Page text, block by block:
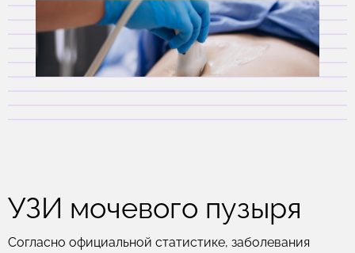
УЗИ мочевого пузыря
Согласно официальной статистике, заболевания